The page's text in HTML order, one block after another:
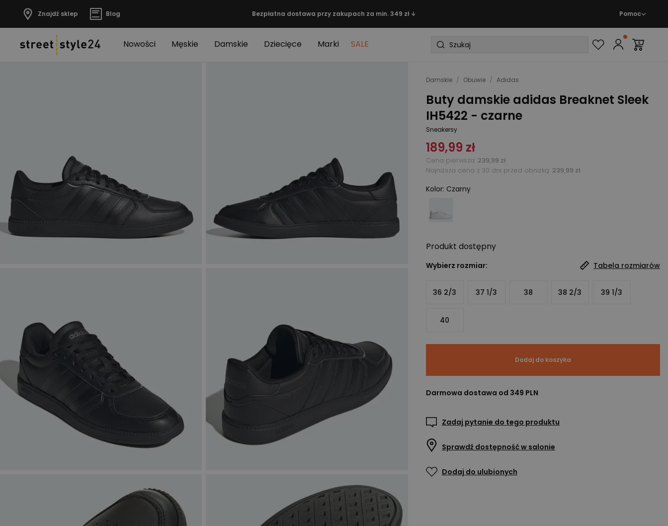
Znajdź sklep Blog Bezpłatna dostawa przy zakupach za min. 349 zł ↓ Pomoc
Nowości Męskie Damskie Dziecięce Marki SALE
Damskie / Obuwie / Adidas
Buty damskie adidas Breaknet Sleek
IH5422 - czarne
Sneakersy
189,99 zł
Cena pierwsza 239,99 zł
Najniższa cena z 30 dni przed obniżką: 239,99 zł
Kolor: Czarny
Produkt dostępny
Wybierz rozmiar: Tabela rozmiarów
36 2/3 37 1/3 38 38 2/3 39 1/3
40
Dodaj do koszyka
Darmowa dostawa od 349 PLN
Zadaj pytanie do tego produktu
Sprawdź dostępność w salonie
Dodaj do ulubionych